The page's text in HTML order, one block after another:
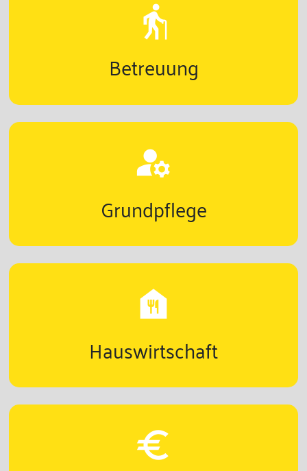
elderly
Betreuung
manage_accounts
Grundpflege
food_bank
Hauswirtschaft
euro